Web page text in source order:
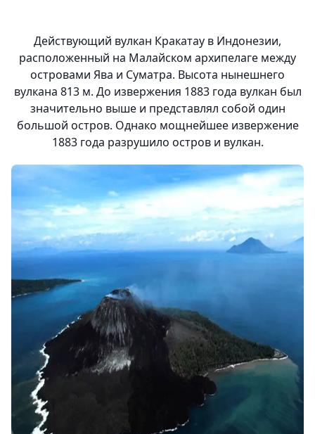
Действующий вулкан Кракатау в Индонезии,
расположенный на Малайском архипелаге между
островами Ява и Суматра. Высота нынешнего
вулкана 813 м. До извержения 1883 года вулкан был
значительно выше и представлял собой один
большой остров. Однако мощнейшее извержение
1883 года разрушило остров и вулкан.